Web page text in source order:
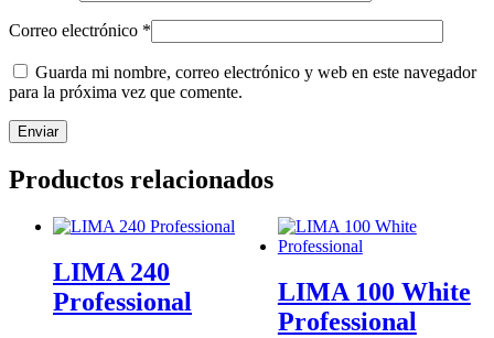
Correo electrónico *
Guarda mi nombre, correo electrónico y web en este navegador
para la próxima vez que comente.
Productos relacionados
LIMA 240
Professional
LIMA 100 White
Professional